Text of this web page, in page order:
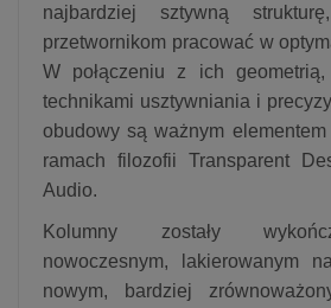
najbardziej sztywną
przetwornikom pracować w
W połączeniu z ich geometrią,
technikami usztywniania i
obudowy są ważnym elementem
ramach filozofii Transparent
Audio.
Kolumny zostały
nowoczesnym, lakierowanym
nowym, bardziej